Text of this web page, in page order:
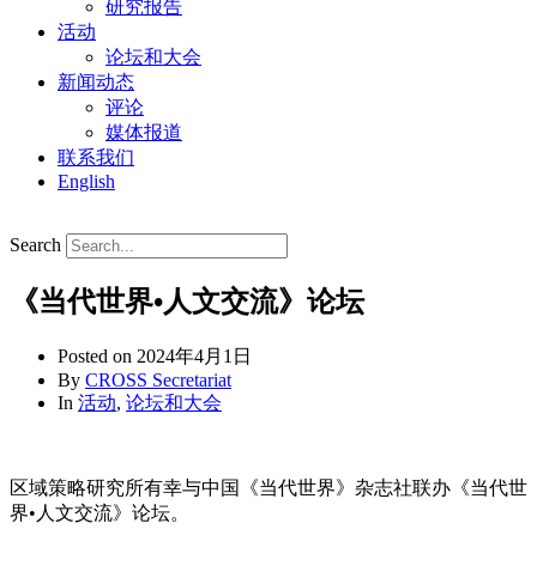
研究报告
活动
论坛和大会
新闻动态
评论
媒体报道
联系我们
English
Search
《当代世界•人文交流》论坛
Posted on 2024年4月1日
By CROSS Secretariat
In 活动, 论坛和大会
区域策略研究所有幸与中国《当代世界》杂志社联办《当代世
界•人文交流》论坛。